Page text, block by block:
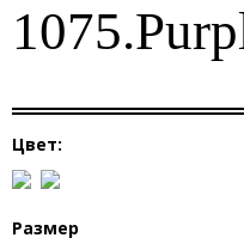
Цвет:
Размер